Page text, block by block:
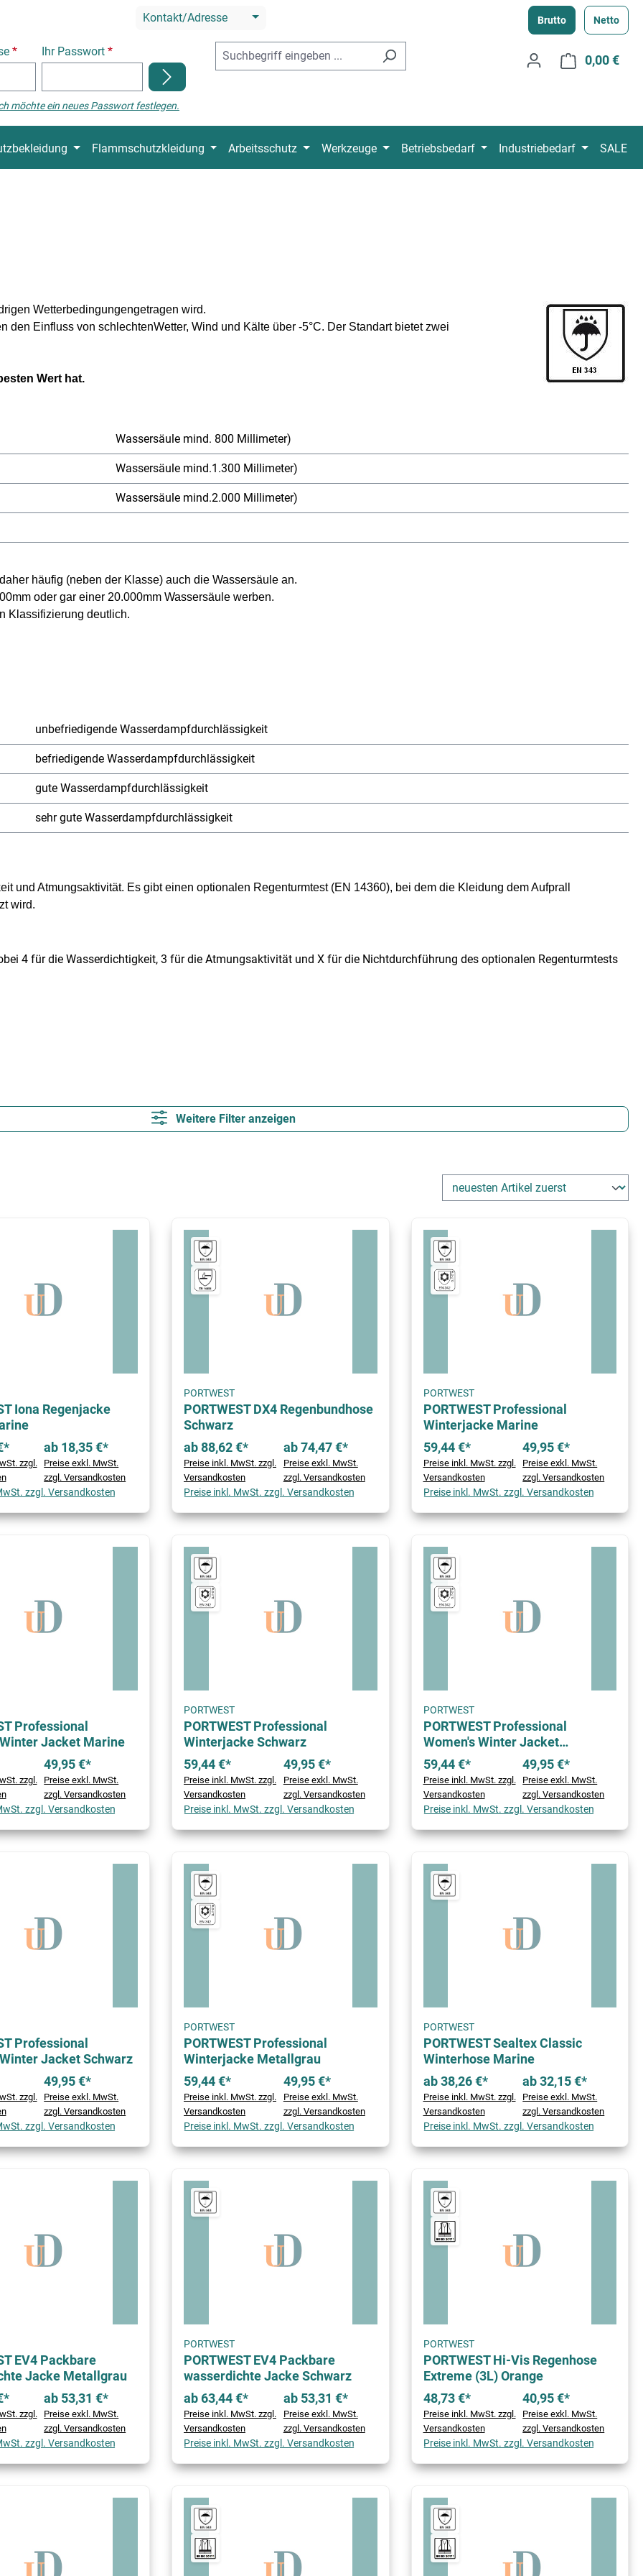
Kontakt/Adresse
* Ihr Passwort*
möchte ein neues Passwort festlegen.
Brutto Netto
0,00 €
Flammschutzkleidung Arbeitsschutz Werkzeuge Betriebsbedarf Industriebedarf SALE
Wetterbedingungengetragen wird.
Einfluss von schlechtenWetter, Wind und Kälte über -5°C. Der Standart bietet zwei
Wert hat.
Wassersäule mind. 800 Millimeter)
Wassersäule mind.1.300 Millimeter)
Wassersäule mind.2.000 Millimeter)
häufig (neben der Klasse) auch die Wassersäule an.
oder gar einer 20.000mm Wassersäule werben.
Klassifizierung deutlich.
unbefriedigende Wasserdampfdurchlässigkeit
befriedigende Wasserdampfdurchlässigkeit
gute Wasserdampfdurchlässigkeit
sehr gute Wasserdampfdurchlässigkeit
und Atmungsaktivität. Es gibt einen optionalen Regenturmtest (EN 14360), bei dem die Kleidung dem Aufprall
wird.
4 für die Wasserdichtigkeit, 3 für die Atmungsaktivität und X für die Nichtdurchführung des optionalen Regenturmtests
Weitere Filter anzeigen
Iona Regenjacke
zzgl.
ab 18,35 €*
Preise exkl. MwSt.
zzgl. Versandkosten
zzgl. Versandkosten
PORTWEST
PORTWEST DX4 Regenbundhose
Schwarz
ab 88,62 €*
Preise inkl. MwSt. zzgl.
Versandkosten
ab 74,47 €*
Preise exkl. MwSt.
zzgl. Versandkosten
Preise inkl. MwSt. zzgl. Versandkosten
PORTWEST
PORTWEST Professional
Winterjacke Marine
59,44 €*
Preise inkl. MwSt. zzgl.
Versandkosten
49,95 €*
Preise exkl. MwSt.
zzgl. Versandkosten
Preise inkl. MwSt. zzgl. Versandkosten
Professional
Jacket Marine
zzgl.
49,95 €*
Preise exkl. MwSt.
zzgl. Versandkosten
zzgl. Versandkosten
PORTWEST
PORTWEST Professional
Winterjacke Schwarz
59,44 €*
Preise inkl. MwSt. zzgl.
Versandkosten
49,95 €*
Preise exkl. MwSt.
zzgl. Versandkosten
Preise inkl. MwSt. zzgl. Versandkosten
PORTWEST
PORTWEST Professional
Women's Winter Jacket
Metallgrau
59,44 €*
Preise inkl. MwSt. zzgl.
Versandkosten
49,95 €*
Preise exkl. MwSt.
zzgl. Versandkosten
Preise inkl. MwSt. zzgl. Versandkosten
Professional
Jacket Schwarz
zzgl.
49,95 €*
Preise exkl. MwSt.
zzgl. Versandkosten
zzgl. Versandkosten
PORTWEST
PORTWEST Professional
Winterjacke Metallgrau
59,44 €*
Preise inkl. MwSt. zzgl.
Versandkosten
49,95 €*
Preise exkl. MwSt.
zzgl. Versandkosten
Preise inkl. MwSt. zzgl. Versandkosten
PORTWEST
PORTWEST Sealtex Classic
Winterhose Marine
ab 38,26 €*
Preise inkl. MwSt. zzgl.
Versandkosten
ab 32,15 €*
Preise exkl. MwSt.
zzgl. Versandkosten
Preise inkl. MwSt. zzgl. Versandkosten
EV4 Packbare
Jacke Metallgrau
zzgl.
ab 53,31 €*
Preise exkl. MwSt.
zzgl. Versandkosten
zzgl. Versandkosten
PORTWEST
PORTWEST EV4 Packbare
wasserdichte Jacke Schwarz
ab 63,44 €*
Preise inkl. MwSt. zzgl.
Versandkosten
ab 53,31 €*
Preise exkl. MwSt.
zzgl. Versandkosten
Preise inkl. MwSt. zzgl. Versandkosten
PORTWEST
PORTWEST Hi-Vis Regenhose
Extreme (3L) Orange
48,73 €*
Preise inkl. MwSt. zzgl.
Versandkosten
40,95 €*
Preise exkl. MwSt.
zzgl. Versandkosten
Preise inkl. MwSt. zzgl. Versandkosten